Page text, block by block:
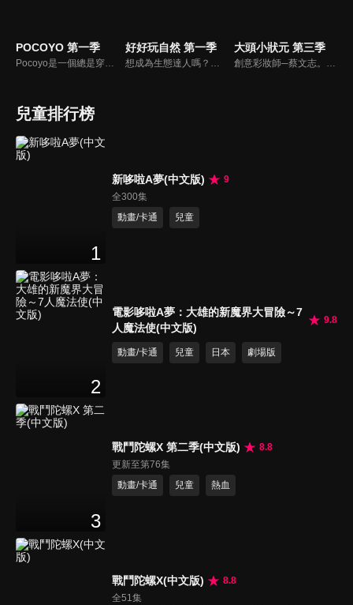
POCOYO 第一季
Pocoyo是一個總是穿著藍色衣服、對世界充滿好奇心的活潑小男孩，他喜歡嘗試新鮮的事物，身邊也圍繞了許多和他一樣聰明可愛的好朋友。節目中的Pocoyo帶領著欣賞節目的小朋友與他一起開心遊戲，當Pocoyo遇到困難時和他一起解決，並從中學習不同的事物。
好好玩自然 第一季
想成為生態達人嗎？喜愛悠遊山海叢林、與動物昆蟲親近的小朋友別錯過囉！就讓柳丁哥哥與生態專家阿峰，帶你一起揭開大自然的神秘面紗！
大頭小狀元 第三季
創意彩妝師─蔡文志。香蕉哥哥扮演成一個老婆婆，大頭嚇了一跳，於是香蕉哥哥介紹了化妝師─Tommy給大頭認識。Tommy帶香蕉哥哥、大頭一起參觀Tommy幫學生上課的情形，Tommy和香蕉哥哥舉行創意彩妝PK賽。
兒童排行榜
1
新哆啦A夢(中文版)
9
全300集
動畫/卡通
兒童
2
電影哆啦A夢：大雄的新魔界大冒險～7
人魔法使(中文版)
9.8
動畫/卡通 兒童 日本 劇場版
3
戰鬥陀螺X 第二季(中文版)
8.8
更新至第76集
動畫/卡通
兒童 熱血
戰鬥陀螺X(中文版)
8.8
全51集